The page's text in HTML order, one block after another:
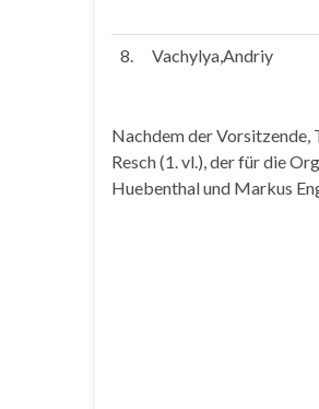
8. Vachylya,Andriy
Nachdem der Vorsitzende,
Resch (1. vl.), der für die
Huebenthal und Markus